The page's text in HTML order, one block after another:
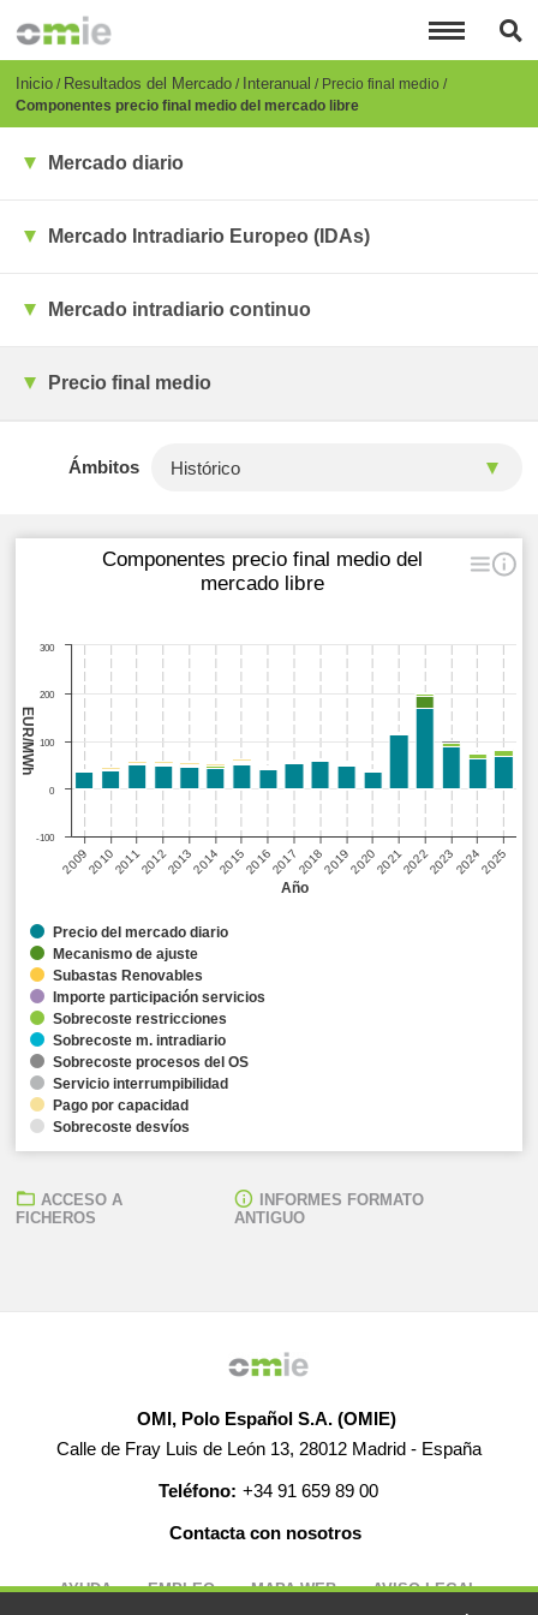
principal
Breadcrumb
Inicio Resultados del Mercado Interanual
Precio final medio
Componentes precio final medio del mercado libre
Mercado diario
Mercado Intradiario Europeo (IDAs)
Mercado intradiario continuo
Precio final medio
Ámbitos
Año
EUR/MWh
Componentes precio final medio del
mercado libre
20092010201120122013201420152016201720182019202020212022202320242025
0
100
200
-100
300
Precio del mercado diario
Mecanismo de ajuste
Subastas Renovables
Importe participación servicios
Sobrecoste restricciones
Sobrecoste m. intradiario
Sobrecoste procesos del OS
Servicio interrumpibilidad
Pago por capacidad
Sobrecoste desvíos
ACCESO A
FICHEROS
INFORMES FORMATO
ANTIGUO
OMI, Polo Español S.A. (OMIE)
Calle de Fray Luis de León 13, 28012 Madrid - España
Teléfono: +34 91 659 89 00
Contacta con nosotros
AYUDA EMPLEO MAPA WEB AVISO LEGAL